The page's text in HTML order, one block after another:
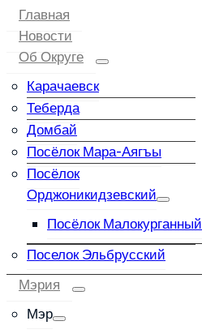
Главная
Новости
Об Округе
Карачаевск
Теберда
Домбай
Посёлок Мара-Аягъы
Посёлок
Орджоникидзевский
Посёлок Малокурганный
Поселок Эльбрусский
Мэрия
Мэр